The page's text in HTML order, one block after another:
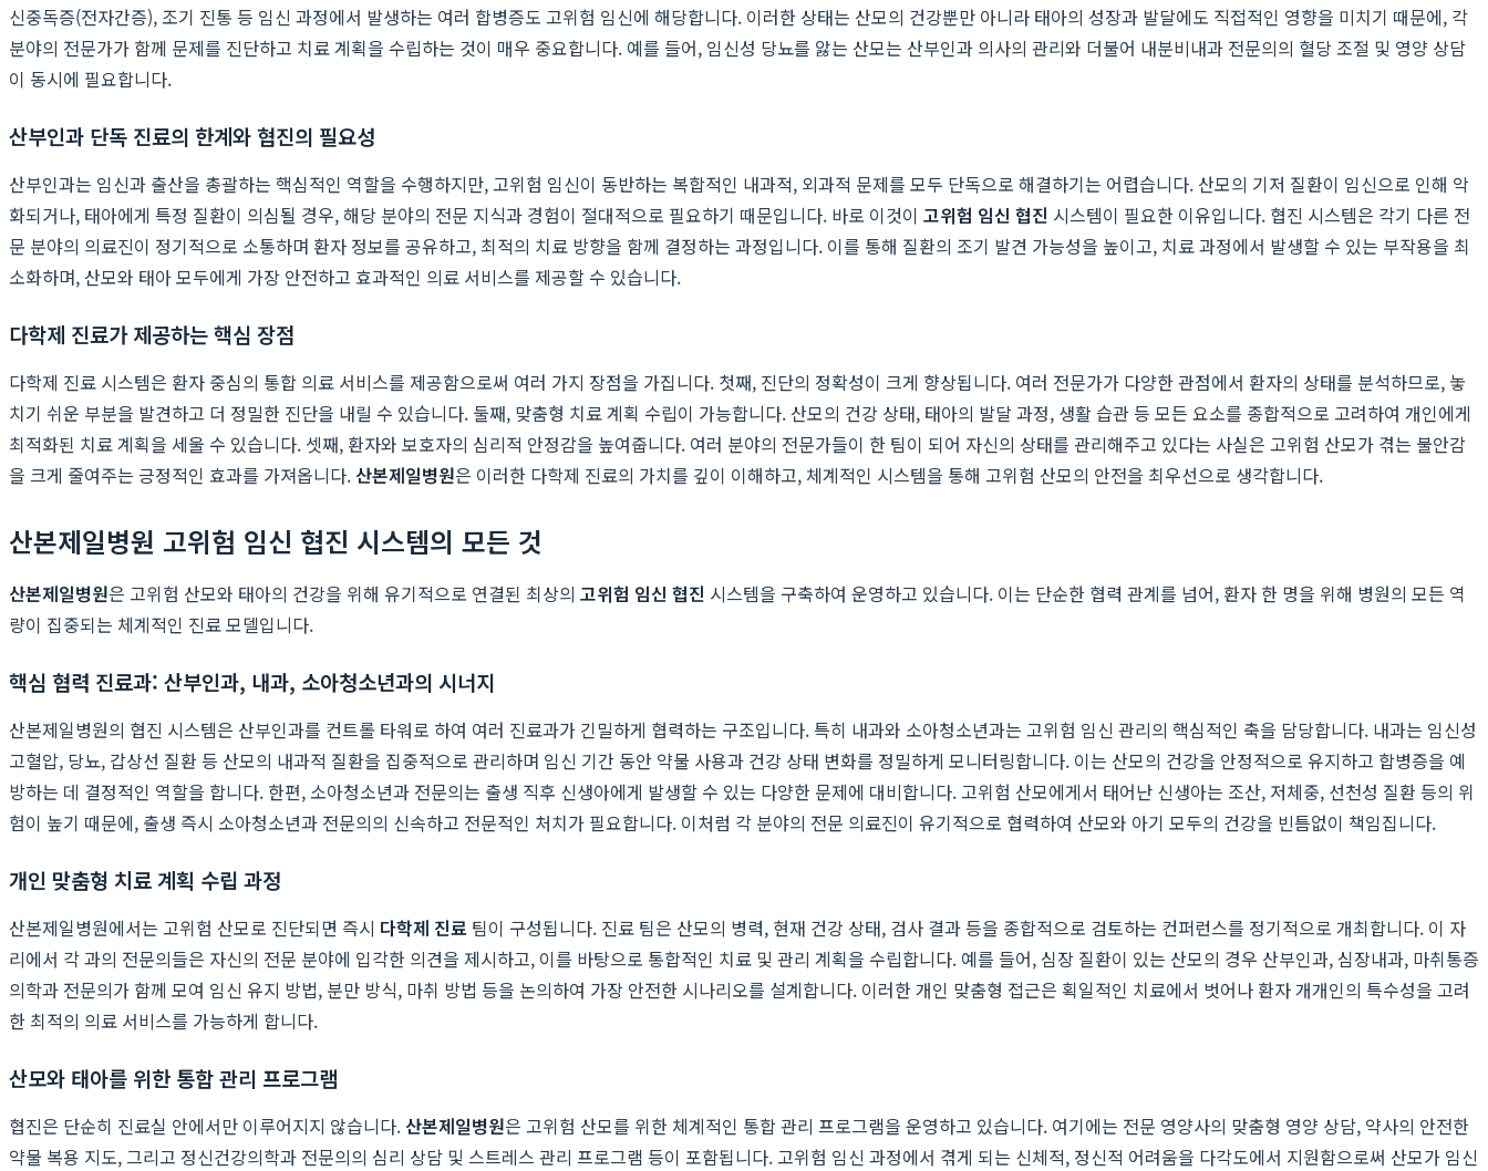
신중독증(전자간증), 조기 진통 등 임신 과정에서 발생하는 여러 합병증도 고위험 임신에 해당합니다. 이러한 상태는 산모의 건강뿐만 아니라 태아의 성장과 발달에도 직접적인 영향을 미치기 때문에, 각
분야의 전문가가 함께 문제를 진단하고 치료 계획을 수립하는 것이 매우 중요합니다. 예를 들어, 임신성 당뇨를 앓는 산모는 산부인과 의사의 관리와 더불어 내분비내과 전문의의 혈당 조절 및 영양 상담
이 동시에 필요합니다.
산부인과 단독 진료의 한계와 협진의 필요성
산부인과는 임신과 출산을 총괄하는 핵심적인 역할을 수행하지만, 고위험 임신이 동반하는 복합적인 내과적, 외과적 문제를 모두 단독으로 해결하기는 어렵습니다. 산모의 기저 질환이 임신으로 인해 악
화되거나, 태아에게 특정 질환이 의심될 경우, 해당 분야의 전문 지식과 경험이 절대적으로 필요하기 때문입니다. 바로 이것이 고위험 임신 협진 시스템이 필요한 이유입니다. 협진 시스템은 각기 다른 전
문 분야의 의료진이 정기적으로 소통하며 환자 정보를 공유하고, 최적의 치료 방향을 함께 결정하는 과정입니다. 이를 통해 질환의 조기 발견 가능성을 높이고, 치료 과정에서 발생할 수 있는 부작용을 최
소화하며, 산모와 태아 모두에게 가장 안전하고 효과적인 의료 서비스를 제공할 수 있습니다.
다학제 진료가 제공하는 핵심 장점
다학제 진료 시스템은 환자 중심의 통합 의료 서비스를 제공함으로써 여러 가지 장점을 가집니다. 첫째, 진단의 정확성이 크게 향상됩니다. 여러 전문가가 다양한 관점에서 환자의 상태를 분석하므로, 놓
치기 쉬운 부분을 발견하고 더 정밀한 진단을 내릴 수 있습니다. 둘째, 맞춤형 치료 계획 수립이 가능합니다. 산모의 건강 상태, 태아의 발달 과정, 생활 습관 등 모든 요소를 종합적으로 고려하여 개인에게
최적화된 치료 계획을 세울 수 있습니다. 셋째, 환자와 보호자의 심리적 안정감을 높여줍니다. 여러 분야의 전문가들이 한 팀이 되어 자신의 상태를 관리해주고 있다는 사실은 고위험 산모가 겪는 불안감
을 크게 줄여주는 긍정적인 효과를 가져옵니다. 산본제일병원은 이러한 다학제 진료의 가치를 깊이 이해하고, 체계적인 시스템을 통해 고위험 산모의 안전을 최우선으로 생각합니다.
산본제일병원 고위험 임신 협진 시스템의 모든 것
산본제일병원은 고위험 산모와 태아의 건강을 위해 유기적으로 연결된 최상의 고위험 임신 협진 시스템을 구축하여 운영하고 있습니다. 이는 단순한 협력 관계를 넘어, 환자 한 명을 위해 병원의 모든 역
량이 집중되는 체계적인 진료 모델입니다.
핵심 협력 진료과: 산부인과, 내과, 소아청소년과의 시너지
산본제일병원의 협진 시스템은 산부인과를 컨트롤 타워로 하여 여러 진료과가 긴밀하게 협력하는 구조입니다. 특히 내과와 소아청소년과는 고위험 임신 관리의 핵심적인 축을 담당합니다. 내과는 임신성
고혈압, 당뇨, 갑상선 질환 등 산모의 내과적 질환을 집중적으로 관리하며 임신 기간 동안 약물 사용과 건강 상태 변화를 정밀하게 모니터링합니다. 이는 산모의 건강을 안정적으로 유지하고 합병증을 예
방하는 데 결정적인 역할을 합니다. 한편, 소아청소년과 전문의는 출생 직후 신생아에게 발생할 수 있는 다양한 문제에 대비합니다. 고위험 산모에게서 태어난 신생아는 조산, 저체중, 선천성 질환 등의 위
험이 높기 때문에, 출생 즉시 소아청소년과 전문의의 신속하고 전문적인 처치가 필요합니다. 이처럼 각 분야의 전문 의료진이 유기적으로 협력하여 산모와 아기 모두의 건강을 빈틈없이 책임집니다.
개인 맞춤형 치료 계획 수립 과정
산본제일병원에서는 고위험 산모로 진단되면 즉시 다학제 진료 팀이 구성됩니다. 진료 팀은 산모의 병력, 현재 건강 상태, 검사 결과 등을 종합적으로 검토하는 컨퍼런스를 정기적으로 개최합니다. 이 자
리에서 각 과의 전문의들은 자신의 전문 분야에 입각한 의견을 제시하고, 이를 바탕으로 통합적인 치료 및 관리 계획을 수립합니다. 예를 들어, 심장 질환이 있는 산모의 경우 산부인과, 심장내과, 마취통증
의학과 전문의가 함께 모여 임신 유지 방법, 분만 방식, 마취 방법 등을 논의하여 가장 안전한 시나리오를 설계합니다. 이러한 개인 맞춤형 접근은 획일적인 치료에서 벗어나 환자 개개인의 특수성을 고려
한 최적의 의료 서비스를 가능하게 합니다.
산모와 태아를 위한 통합 관리 프로그램
협진은 단순히 진료실 안에서만 이루어지지 않습니다. 산본제일병원은 고위험 산모를 위한 체계적인 통합 관리 프로그램을 운영하고 있습니다. 여기에는 전문 영양사의 맞춤형 영양 상담, 약사의 안전한
약물 복용 지도, 그리고 정신건강의학과 전문의의 심리 상담 및 스트레스 관리 프로그램 등이 포함됩니다. 고위험 임신 과정에서 겪게 되는 신체적, 정신적 어려움을 다각도에서 지원함으로써 산모가 임신